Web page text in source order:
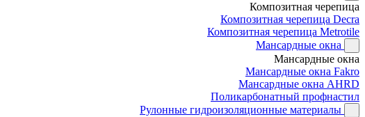
Композитная черепица
Композитная черепица Decra
Композитная черепица Metrotile
Мансардные окна
Мансардные окна
Мансардные окна Fakro
Мансардные окна AHRD
Поликарбонатный профнастил
Рулонные гидроизоляционные материалы